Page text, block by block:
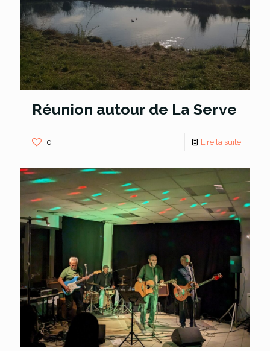
Réunion autour de La Serve
0 Lire la suite